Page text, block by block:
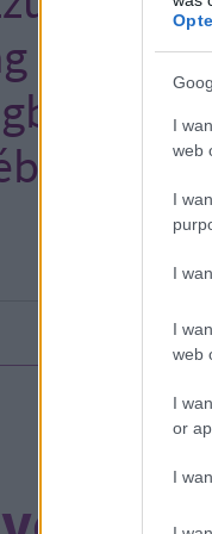
I
web
I
I
I
web
I
or
I
álljon